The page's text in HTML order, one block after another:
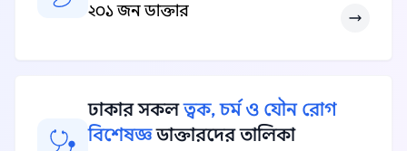
২০১ জন ডাক্তার
ঢাকার সকলত্বক, চর্ম ও যৌন রোগ
বিশেষজ্ঞডাক্তারদের তালিকা